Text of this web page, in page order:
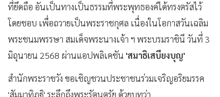
ที่ยึดถือ อันเป็นทางเป็นธรรมที่พระพุทธองค์ได้ทรงตรัสไว้
โดยชอบ เพื่อถวายเป็นพระราชกุศล เนื่องในโอกาสวันเฉลิม
พระชนมพรรษา สมเด็จพระนางเจ้า ฯ พระบรมราชินี วันที่ 3
มิถุนายน 2568 ผ่านแอปพลิเคชัน 'สมาธิเสบียงบุญ'
สำนักพระราชวัง ขอเชิญชวนประชาชนร่วมเจริญอริยมรรค
'สัมมาทิฏฐิ' ระลึกถึงพระรัตนตรัย ด้วยบทว่า